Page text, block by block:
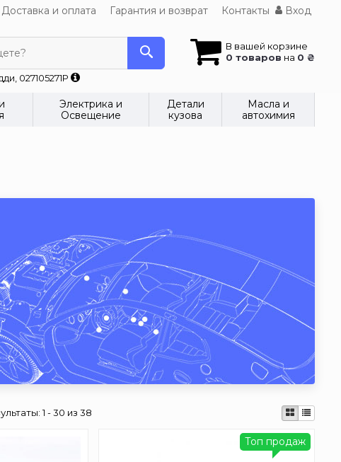
Доставка и оплата Гарантия и возврат Контакты Вход
В вашей корзине
0 товаров на 0 ₴
027105271P
Электрика и
Освещение
Детали
кузова
Масла и
автохимия
1 - 30 из 38
Топ продаж